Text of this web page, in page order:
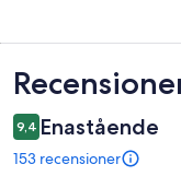
Recensioner
9,4 Enastående
153 recensioner